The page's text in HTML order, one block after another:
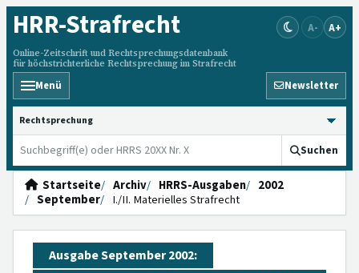
HRR-Strafrecht
Online-Zeitschrift und Rechtsprechungsdatenbank
für höchstrichterliche Rechtsprechung im Strafrecht
A- A+
Menü Newsletter
HRRS durchsuchen
Suchen
Startseite Archiv HRRS-Ausgaben
2002
September
I./II. Materielles Strafrecht
Ausgabe September 2002: